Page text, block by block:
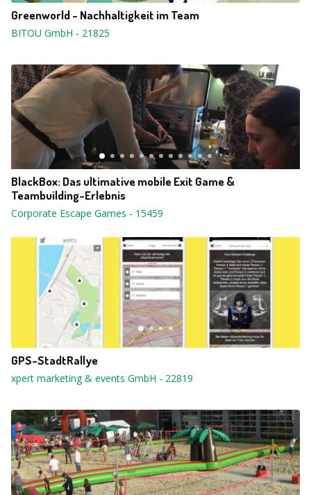
Greenworld - Nachhaltigkeit im Team
BITOU GmbH - 21825
BlackBox: Das ultimative mobile Exit Game &
Teambuilding-Erlebnis
Corporate Escape Games - 15459
GPS-StadtRallye
xpert marketing & events GmbH - 22819